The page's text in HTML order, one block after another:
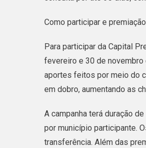
Como participar e premiação
Para participar da Capital
fevereiro e 30 de novembro
aportes feitos por meio do
em dobro, aumentando as
A campanha terá duração
por município participante.
transferência. Além das